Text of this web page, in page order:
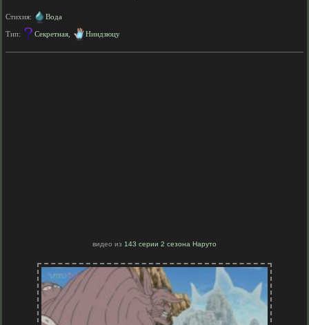
Стихия: Вода
Тип: Секретная Ниндзюцу
видео из 143 серии 2 сезона Наруто